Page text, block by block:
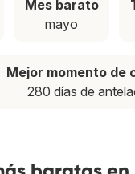
Mes barato
mayo
Mejor momento de
280 días de